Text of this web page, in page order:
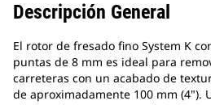
Descripción General
El rotor de fresado fino System K
puntas de 8 mm es ideal para
carreteras con un acabado de
de aproximadamente 100 mm (4").